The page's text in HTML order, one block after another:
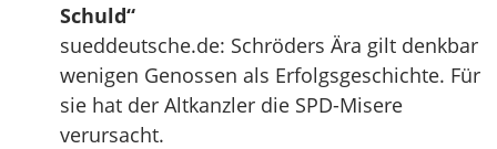
Schuld“
sueddeutsche.de: Schröders Ära gilt denkbar
wenigen Genossen als Erfolgsgeschichte. Für
sie hat der Altkanzler die SPD-Misere
verursacht.